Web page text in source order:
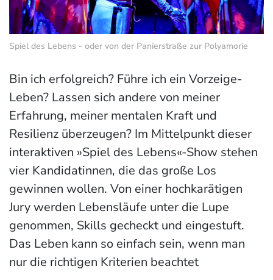
Spiel des Lebens - oder von der Panierstraße zur Polyamorie
Bin ich erfolgreich? Führe ich ein Vorzeige-
Leben? Lassen sich andere von meiner
Erfahrung, meiner mentalen Kraft und
Resilienz überzeugen? Im Mittelpunkt dieser
interaktiven »Spiel des Lebens«-Show stehen
vier Kandidatinnen, die das große Los
gewinnen wollen. Von einer hochkarätigen
Jury werden Lebensläufe unter die Lupe
genommen, Skills gecheckt und eingestuft.
Das Leben kann so einfach sein, wenn man
nur die richtigen Kriterien beachtet